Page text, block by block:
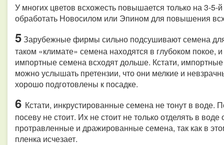
У многих цветов всхожесть повышается только на 3-
обработать Новосилом или Эпином для повышения
5Зарубежные фирмы сильно подсушивают семена
таком «климате» семена находятся в глубоком
импортные семена всходят дольше. Кстати,
можно услышать претензии, что они мелкие и
хорошо подготовлены к посадке.
6 Кстати, инкрустированные семена не тонут в воде.
посеву не стоит. Их не стоит не только отделять в
протравленные и дражированные семена, так как в
пленка исчезает.